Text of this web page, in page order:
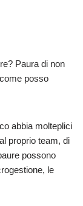
Paura di non
posso
abbia molteplici
proprio team, di
possono
le